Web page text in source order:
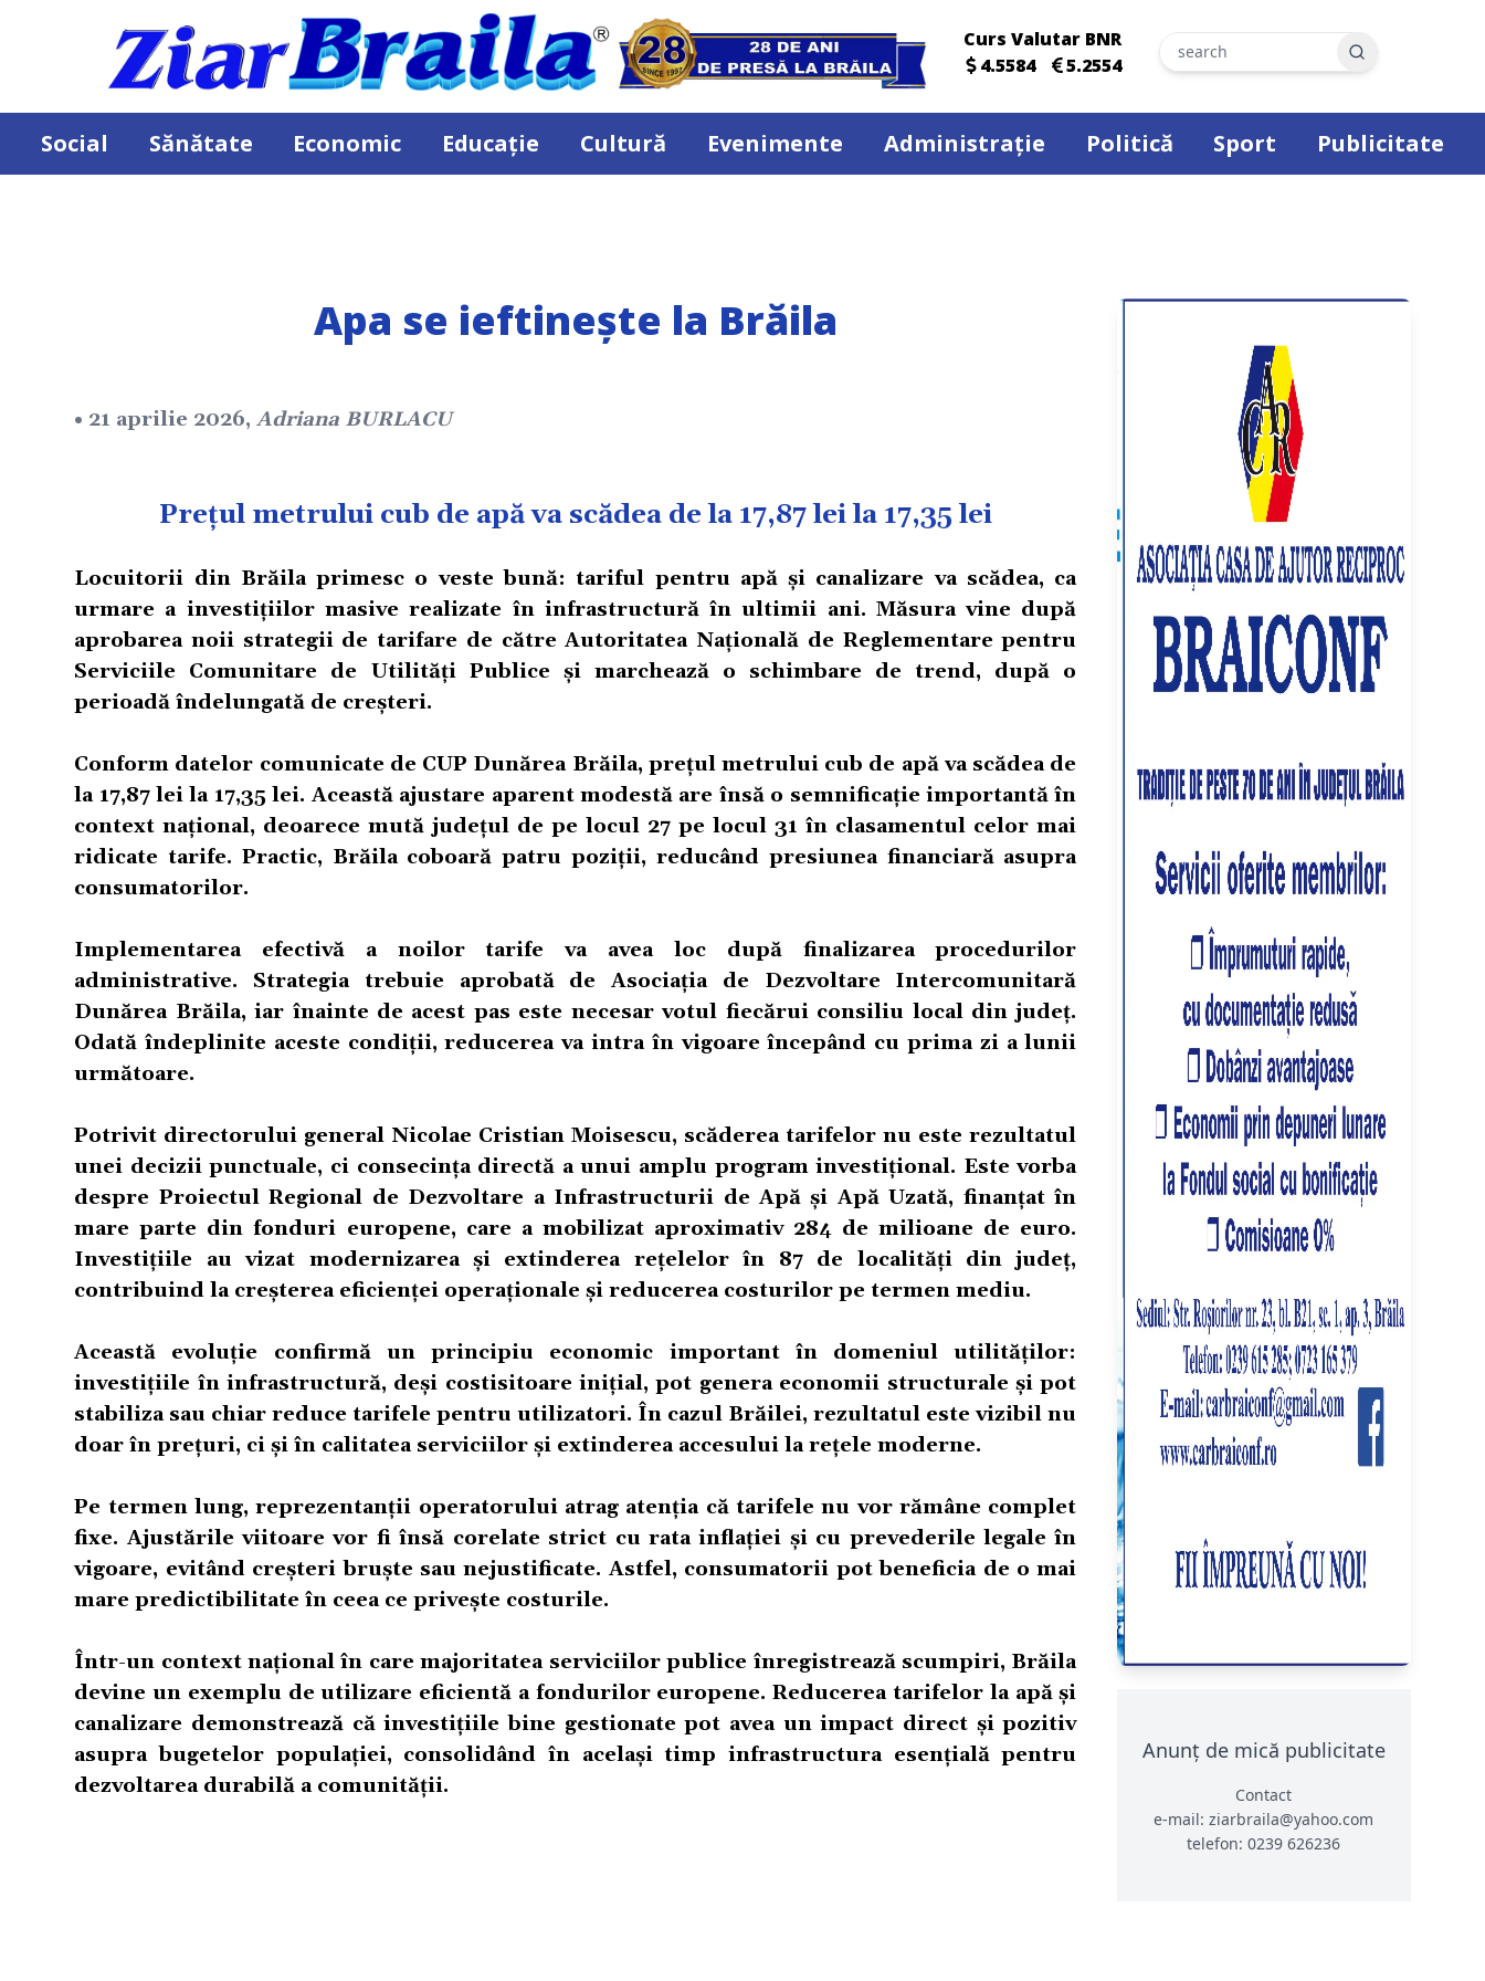
Curs Valutar BNR
4.5584
5.2554
Search
Social Sănătate Economic Educație Cultură Evenimente Administrație Politică Sport Publicitate
Apa se ieftinește la Brăila
• 21 aprilie 2026,Adriana BURLACU
Prețul metrului cub de apă va scădea de la 17,87 lei la 17,35 lei
Locuitorii din Brăila primesc o veste bună: tariful pentru apă și canalizare va scădea, ca
urmare a investițiilor masive realizate în infrastructură în ultimii ani. Măsura vine după
aprobarea noii strategii de tarifare de către Autoritatea Națională de Reglementare pentru
Serviciile Comunitare de Utilități Publice și marchează o schimbare de trend, după o
perioadă îndelungată de creșteri.
Conform datelor comunicate de CUP Dunărea Brăila, prețul metrului cub de apă va scădea de
la 17,87 lei la 17,35 lei. Această ajustare aparent modestă are însă o semnificație importantă în
context național, deoarece mută județul de pe locul 27 pe locul 31 în clasamentul celor mai
ridicate tarife. Practic, Brăila coboară patru poziții, reducând presiunea financiară asupra
consumatorilor.
Implementarea efectivă a noilor tarife va avea loc după finalizarea procedurilor
administrative. Strategia trebuie aprobată de Asociația de Dezvoltare Intercomunitară
Dunărea Brăila, iar înainte de acest pas este necesar votul fiecărui consiliu local din județ.
Odată îndeplinite aceste condiții, reducerea va intra în vigoare începând cu prima zi a lunii
următoare.
Potrivit directorului general Nicolae Cristian Moisescu, scăderea tarifelor nu este rezultatul
unei decizii punctuale, ci consecința directă a unui amplu program investițional. Este vorba
despre Proiectul Regional de Dezvoltare a Infrastructurii de Apă și Apă Uzată, finanțat în
mare parte din fonduri europene, care a mobilizat aproximativ 284 de milioane de euro.
Investițiile au vizat modernizarea și extinderea rețelelor în 87 de localități din județ,
contribuind la creșterea eficienței operaționale și reducerea costurilor pe termen mediu.
Această evoluție confirmă un principiu economic important în domeniul utilităților:
investițiile în infrastructură, deși costisitoare inițial, pot genera economii structurale și pot
stabiliza sau chiar reduce tarifele pentru utilizatori. În cazul Brăilei, rezultatul este vizibil nu
doar în prețuri, ci și în calitatea serviciilor și extinderea accesului la rețele moderne.
Pe termen lung, reprezentanții operatorului atrag atenția că tarifele nu vor rămâne complet
fixe. Ajustările viitoare vor fi însă corelate strict cu rata inflației și cu prevederile legale în
vigoare, evitând creșteri bruște sau nejustificate. Astfel, consumatorii pot beneficia de o mai
mare predictibilitate în ceea ce privește costurile.
Într-un context național în care majoritatea serviciilor publice înregistrează scumpiri, Brăila
devine un exemplu de utilizare eficientă a fondurilor europene. Reducerea tarifelor la apă și
canalizare demonstrează că investițiile bine gestionate pot avea un impact direct și pozitiv
asupra bugetelor populației, consolidând în același timp infrastructura esențială pentru
dezvoltarea durabilă a comunității.
Anunț de mică publicitate
Contact
e-mail: ziarbraila@yahoo.com
telefon: 0239 626236